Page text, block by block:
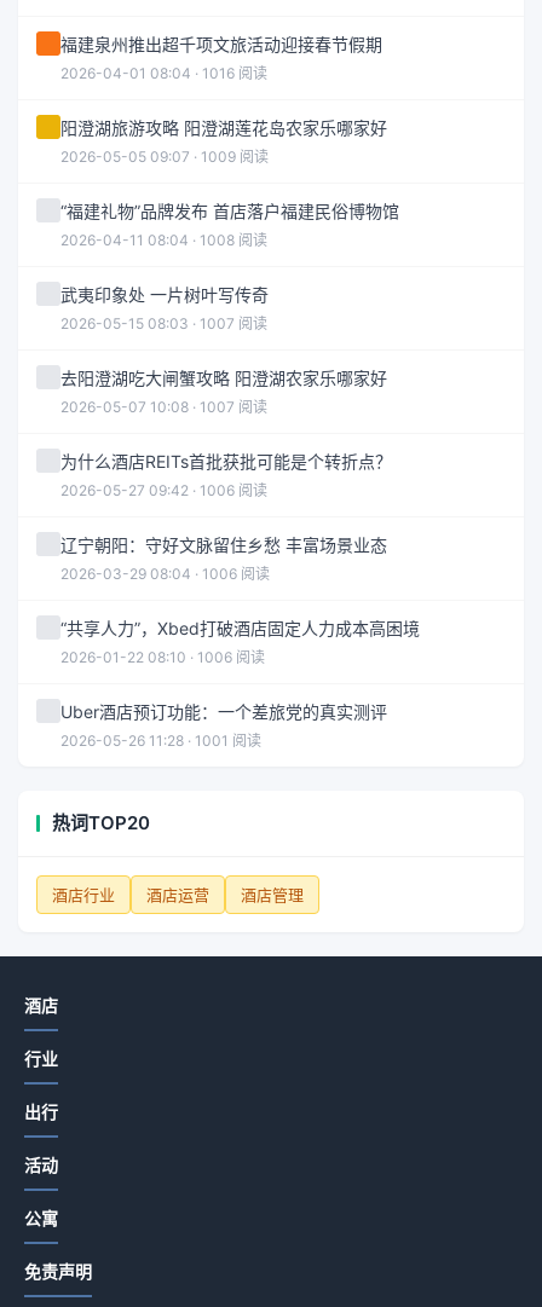
福建泉州推出超千项文旅活动迎接春节假期
2026-04-01 08:04 · 1016 阅读
阳澄湖旅游攻略 阳澄湖莲花岛农家乐哪家好
2026-05-05 09:07 · 1009 阅读
“福建礼物”品牌发布 首店落户福建民俗博物馆
2026-04-11 08:04 · 1008 阅读
武夷印象处 一片树叶写传奇
2026-05-15 08:03 · 1007 阅读
去阳澄湖吃大闸蟹攻略 阳澄湖农家乐哪家好
2026-05-07 10:08 · 1007 阅读
为什么酒店REITs首批获批可能是个转折点？
2026-05-27 09:42 · 1006 阅读
辽宁朝阳：守好文脉留住乡愁 丰富场景业态
2026-03-29 08:04 · 1006 阅读
“共享人力”，Xbed打破酒店固定人力成本高困境
2026-01-22 08:10 · 1006 阅读
Uber酒店预订功能：一个差旅党的真实测评
2026-05-26 11:28 · 1001 阅读
热词TOP20
酒店行业 酒店运营 酒店管理
酒店
行业
出行
活动
公寓
免责声明